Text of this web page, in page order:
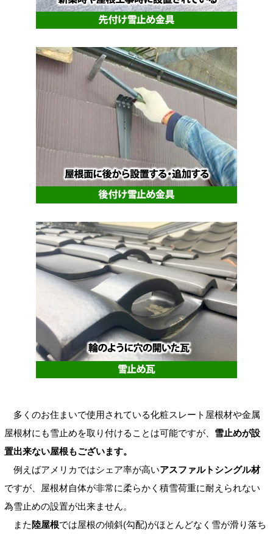
多くのお住まいで使用されている化粧スレート屋根材や金属
屋根材にも雪止めを取り付けることは可能ですが、 雪止めが設
置出来ない屋根もございます。
例えばアメリカではシェア率が高いアスファルトシングル材
ですが、屋根材自体が非常に柔らかく積雪荷重に耐えられない
為雪止めの設置が出来ません。
また 陸屋根では屋根の傾斜(勾配)がほとんどなく雪が滑り落ち